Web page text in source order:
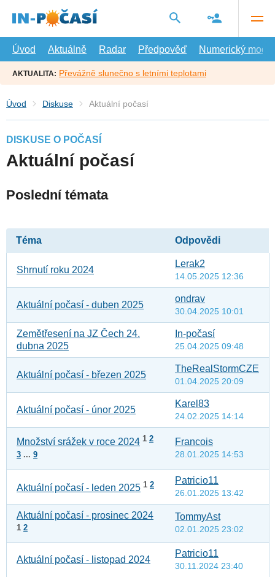
hlavní
Úvod
Aktuálně Radar Předpověď Numerický model
AKTUALITA: Převážně slunečno s letními teplotami
Úvod Diskuse Aktuální počasí
DISKUSE O POČASÍ
Aktuální počasí
Poslední témata
Téma Odpovědi
Shrnutí roku 2024
Lerak2
14.05.2025 12:36
Aktuální počasí - duben 2025
ondrav
30.04.2025 10:01
Zemětřesení na JZ Čech 24.
dubna 2025
In-počasí
25.04.2025 09:48
Aktuální počasí - březen 2025
TheRealStormCZE
01.04.2025 20:09
Aktuální počasí - únor 2025
Karel83
24.02.2025 14:14
Množství srážek v roce 2024 1 2
3 ... 9
Francois
28.01.2025 14:53
Aktuální počasí - leden 2025 1 2 Patricio11
26.01.2025 13:42
Aktuální počasí - prosinec 2024
1 2
TommyAst
02.01.2025 23:02
Aktuální počasí - listopad 2024
Patricio11
30.11.2024 23:40